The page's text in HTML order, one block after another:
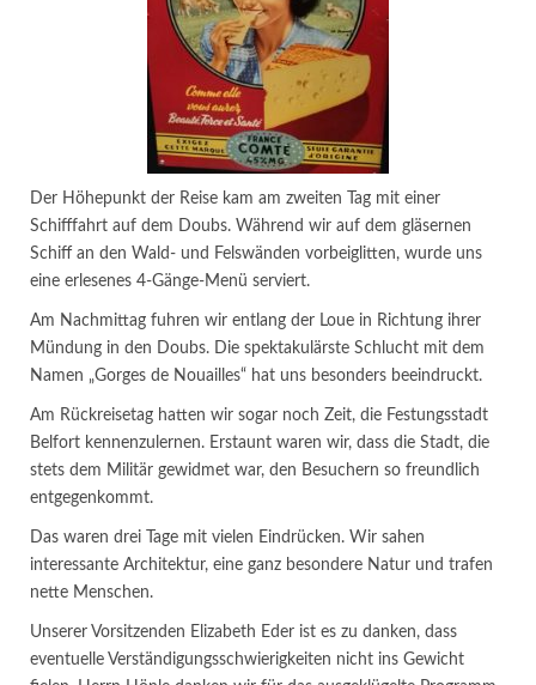
Der Höhepunkt der Reise kam am zweiten Tag mit einer
Schifffahrt auf dem Doubs. Während wir auf dem gläsernen
Schiff an den Wald- und Felswänden vorbeiglitten, wurde uns
eine erlesenes 4-Gänge-Menü serviert.
Am Nachmittag fuhren wir entlang der Loue in Richtung ihrer
Mündung in den Doubs. Die spektakulärste Schlucht mit dem
Namen „Gorges de Nouailles“ hat uns besonders beeindruckt.
Am Rückreisetag hatten wir sogar noch Zeit, die Festungsstadt
Belfort kennenzulernen. Erstaunt waren wir, dass die Stadt, die
stets dem Militär gewidmet war, den Besuchern so freundlich
entgegenkommt.
Das waren drei Tage mit vielen Eindrücken. Wir sahen
interessante Architektur, eine ganz besondere Natur und trafen
nette Menschen.
Unserer Vorsitzenden Elizabeth Eder ist es zu danken, dass
eventuelle Verständigungsschwierigkeiten nicht ins Gewicht